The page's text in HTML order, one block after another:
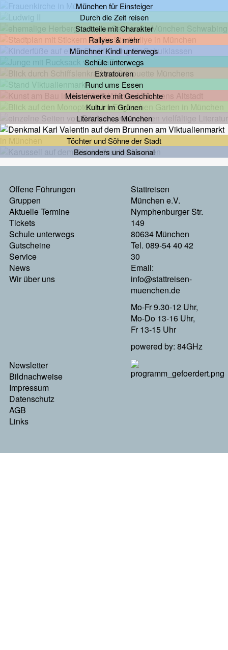
München für Einsteiger
Durch die Zeit reisen
Stadtteile mit Charakter
Rallyes & mehr
Münchner Kindl unterwegs
Schule unterwegs
Extratouren
Rund ums Essen
Meisterwerke mit Geschichte
Kultur im Grünen
Literarisches München
Töchter und Söhne der Stadt
Besonders und Saisonal
Footermenu
Links
Offene Führungen
Gruppen
Aktuelle Termine
Tickets
Schule unterwegs
Gutscheine
Service
News
Wir über uns
Stattreisen
München e.V.
Nymphenburger Str.
149
80634 München
Tel. 089-54 40 42
30
Email:
info@stattreisen-
muenchen.de
Mo-Fr 9.30-12 Uhr,
Mo-Do 13-16 Uhr,
Fr 13-15 Uhr
powered by: 84GHz
Footer
Menu
Rechts
Newsletter
Bildnachweise
Impressum
Datenschutz
AGB
Links